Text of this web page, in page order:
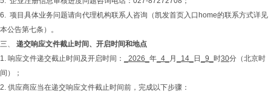
6. 项目具体业务问题请向代理机构联系人咨询（凯发首页入口home的联系方式详见
本公告第七条）。
三、 递交响应文件截止时间、开启时间和地点
1. 响应文件递交截止时间及开启时间：
2026 年 4 月 14 日 9 时30分（北京时
间）；
2. 供应商应当在递交响应文件截止时间前，完成以下步骤：